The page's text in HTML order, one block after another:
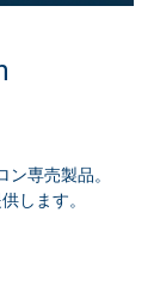
専売製品。
します。